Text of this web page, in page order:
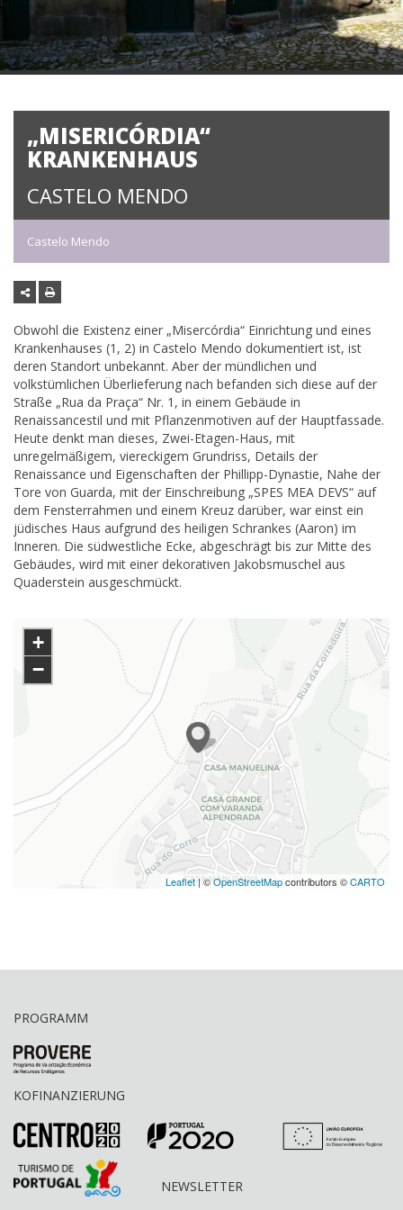
„MISERICÓRDIA“
KRANKENHAUS
CASTELO MENDO
Castelo Mendo
Obwohl die Existenz einer „Misercórdia“ Einrichtung und eines
Krankenhauses (1, 2) in Castelo Mendo dokumentiert ist, ist
deren Standort unbekannt. Aber der mündlichen und
volkstümlichen Überlieferung nach befanden sich diese auf der
Straße „Rua da Praça“ Nr. 1, in einem Gebäude in
Renaissancestil und mit Pflanzenmotiven auf der Hauptfassade.
Heute denkt man dieses, Zwei-Etagen-Haus, mit
unregelmäßigem, viereckigem Grundriss, Details der
Renaissance und Eigenschaften der Phillipp-Dynastie, Nahe der
Tore von Guarda, mit der Einschreibung „SPES MEA DEVS“ auf
dem Fensterrahmen und einem Kreuz darüber, war einst ein
jüdisches Haus aufgrund des heiligen Schrankes (Aaron) im
Inneren. Die südwestliche Ecke, abgeschrägt bis zur Mitte des
Gebäudes, wird mit einer dekorativen Jakobsmuschel aus
Quaderstein ausgeschmückt.
+
−
Leaflet| ©OpenStreetMapcontributors ©CARTO
PROGRAMM
KOFINANZIERUNG
NEWSLETTER